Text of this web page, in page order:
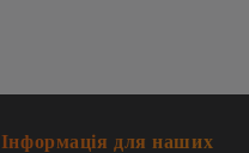
Інформація для наших